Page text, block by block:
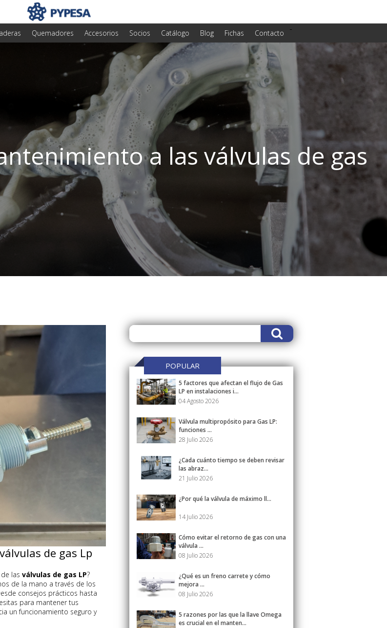
Quemadores Accesorios Socios -
Catálogo Blog Fichas Contacto
a las válvulas de gas
de gas Lp
las válvulas de gas LP?
de la mano a través de los
consejos prácticos hasta
para mantener tus
un funcionamiento seguro y
POPULAR
5 factores que afectan el flujo de Gas
LP en instalaciones i...
04 Agosto 2026
Válvula multipropósito para Gas LP:
funciones ...
28 Julio 2026
¿Cada cuánto tiempo se deben revisar
las abraz...
21 Julio 2026
¿Por qué la válvula de máximo ll...
14 Julio 2026
Cómo evitar el retorno de gas con una
válvula ...
08 Julio 2026
¿Qué es un freno carrete y cómo
mejora ...
08 Julio 2026
5 razones por las que la llave Omega
es crucial en el manten...